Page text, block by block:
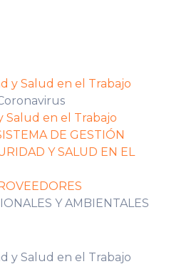
y Salud en el Trabajo
Salud en el Trabajo
DE GESTIÓN
Y SALUD EN EL
Y AMBIENTALES
y Salud en el Trabajo